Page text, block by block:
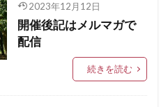
2023年12月12日
開催後記はメルマガで
配信
続きを読む